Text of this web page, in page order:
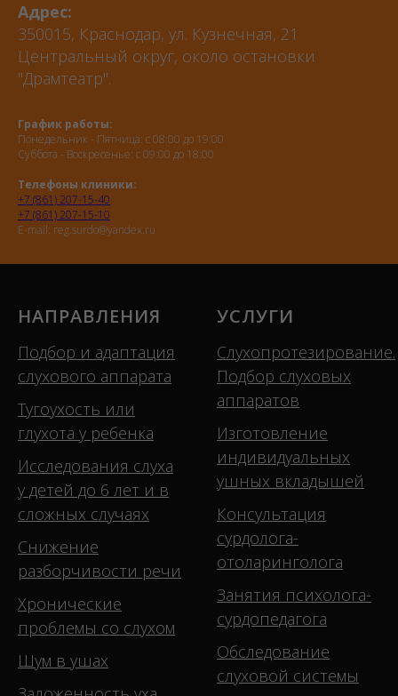
Адрес:
350015, Краснодар, ул. Кузнечная, 21
Центральный округ, около остановки
"Драмтеатр".
График работы:
Понедельник - Пятница: с 08:00 до 19:00
Суббота - Воскресенье: с 09:00 до 18:00
Телефоны клиники:
+7 (861) 207-15-40
+7 (861) 207-15-10
E-mail: reg.surdo@yandex.ru
НАПРАВЛЕНИЯ
Подбор и адаптация
слухового аппарата
Тугоухость или
глухота у ребенка
Исследования слуха
у детей до 6 лет и в
сложных случаях
Снижение
разборчивости речи
Хронические
проблемы со слухом
Шум в ушах
УСЛУГИ
Слухопротезирование.
Подбор слуховых
аппаратов
Изготовление
индивидуальных
ушных вкладышей
Консультация
сурдолога-
отоларинголога
Занятия психолога-
сурдопедагога
Обследование
слуховой системы